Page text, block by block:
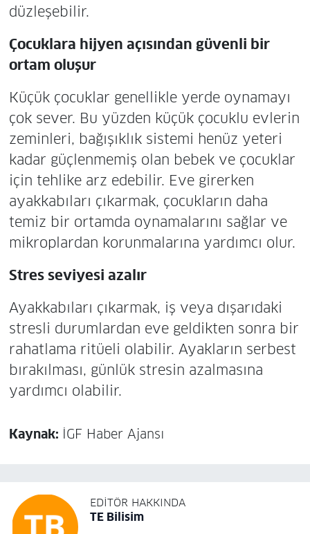
düzleşebilir.
Çocuklara hijyen açısından güvenli bir
ortam oluşur
Küçük çocuklar genellikle yerde oynamayı
çok sever. Bu yüzden küçük çocuklu evlerin
zeminleri, bağışıklık sistemi henüz yeteri
kadar güçlenmemiş olan bebek ve çocuklar
için tehlike arz edebilir. Eve girerken
ayakkabıları çıkarmak, çocukların daha
temiz bir ortamda oynamalarını sağlar ve
mikroplardan korunmalarına yardımcı olur.
Stres seviyesi azalır
Ayakkabıları çıkarmak, iş veya dışarıdaki
stresli durumlardan eve geldikten sonra bir
rahatlama ritüeli olabilir. Ayakların serbest
bırakılması, günlük stresin azalmasına
yardımcı olabilir.
Kaynak: İGF Haber Ajansı
EDITÖR HAKKINDA
TE Bilisim